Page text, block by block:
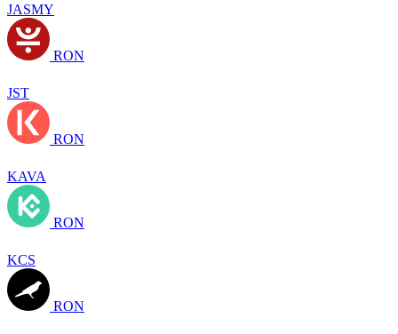
JASMY
RON
JST
RON
KAVA
RON
KCS
RON